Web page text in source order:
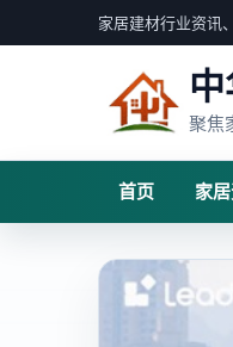
家居建材行业资讯
聚焦
首页 家